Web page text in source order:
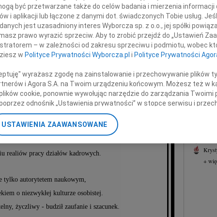
prawnik, sędzia Sądu Najwyższego,
a przede wszystkim niezwykły Człowiek.
z Wydawnictwem Wiedza i Praktyka
ekspert publikacji prawa pracy.
służył radą i ciepłym słowem.
i artykuły trafiały do tysięcy specjalistów
nieocenionym źródłem wiedzy praktycznej -
realiów pracy działów kadrowych.
tylko autorytetem naukowym,
o niezwykłej kulturze osobistej.
życzliwy - budził zaufanie i szacunek.
+
+
być przetwarzane także do celów badania i mierzenia
i aplikacji lub łączone z danymi dot. świadczonych Tobie usług.
jest uzasadniony interes Wyborcza sp. z o.o., jej spółki
prawo wyrazić sprzeciw. Aby to zrobić przejdź do „Ustawień
– w zależności od zakresu sprzeciwu i podmiotu, wobec
w Polityce Prywatności Wyborcza.pl i Polityce Prywatności
wyrażasz zgodę na zainstalowanie i przechowywanie plików
i Agora S.A. na Twoim urządzeniu końcowym. Możesz też w
cookie, ponownie wywołując narzędzie do zarządzania Twoimi
odnośnik „Ustawienia prywatności” w stopce serwisu i
Zmiana ustawień plików cookie możliwa jest także za pomocą
i Agora S.A. możemy przetwarzać dane osobowe w
Aktywne skanowanie charakterystyki urządzenia do
na urządzeniu lub dostęp do nich. Spersonalizowane reklamy i
USTAWIENIA ZAAWANSOWANE